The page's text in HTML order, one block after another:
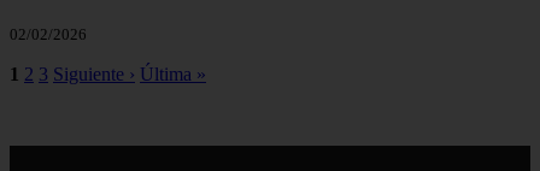
02/02/2026
1 2 3 Siguiente › Última »